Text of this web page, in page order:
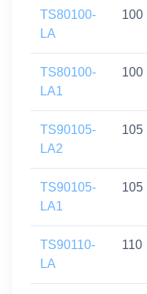
TS80100-
LA
100
TS80100-
LA1
100
TS90105-
LA2
105
TS90105-
LA1
105
TS90110-
LA
110